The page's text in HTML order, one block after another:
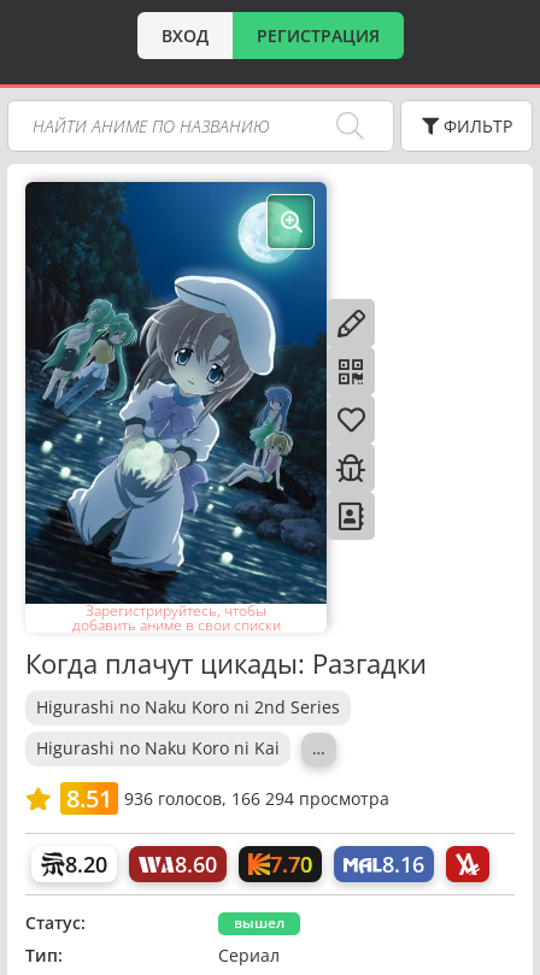
ВХОД РЕГИСТРАЦИЯ
ФИЛЬТР
Зарегистрируйтесь, чтобы
добавить аниме в свои списки
Когда плачут цикады: Разгадки
Higurashi no Naku Koro ni 2nd Series
Higurashi no Naku Koro ni Kai
…
8.51 936голосов, 166 294 просмотра
8.20 8.60 7.70 8.16
Статус: вышел
Тип:
Сериал